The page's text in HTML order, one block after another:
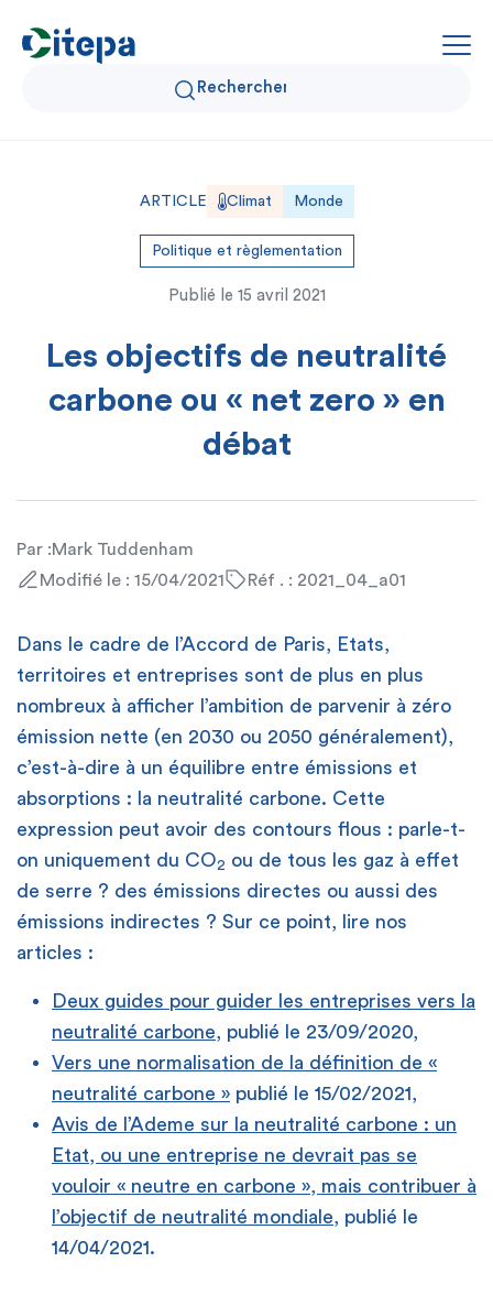
Qui sommes-nous ?
Données Air et Climat
Expertise et solutions
ARTICLE Climat Monde
Politique et règlementation
Publié le 15 avril 2021
Les objectifs de neutralité
carbone ou « net zero » en
débat
Par :Mark Tuddenham
Modifié le : 15/04/2021
Réf . : 2021_04_a01
Dans le cadre de l’Accord de Paris, Etats,
territoires et entreprises sont de plus en plus
nombreux à afficher l’ambition de parvenir à zéro
émission nette (en 2030 ou 2050 généralement),
c’est-à-dire à un équilibre entre émissions et
absorptions : la neutralité carbone. Cette
expression peut avoir des contours flous : parle-t-
on uniquement du CO2 ou de tous les gaz à effet
de serre ? des émissions directes ou aussi des
émissions indirectes ? Sur ce point, lire nos
articles :
Deux guides pour guider les entreprises vers la
neutralité carbone , publié le 23/09/2020,
Vers une normalisation de la définition de «
neutralité carbone » publié le 15/02/2021,
Avis de l’Ademe sur la neutralité carbone : un
Etat, ou une entreprise ne devrait pas se
vouloir « neutre en carbone », mais contribuer à
l’objectif de neutralité mondiale , publié le
14/04/2021.